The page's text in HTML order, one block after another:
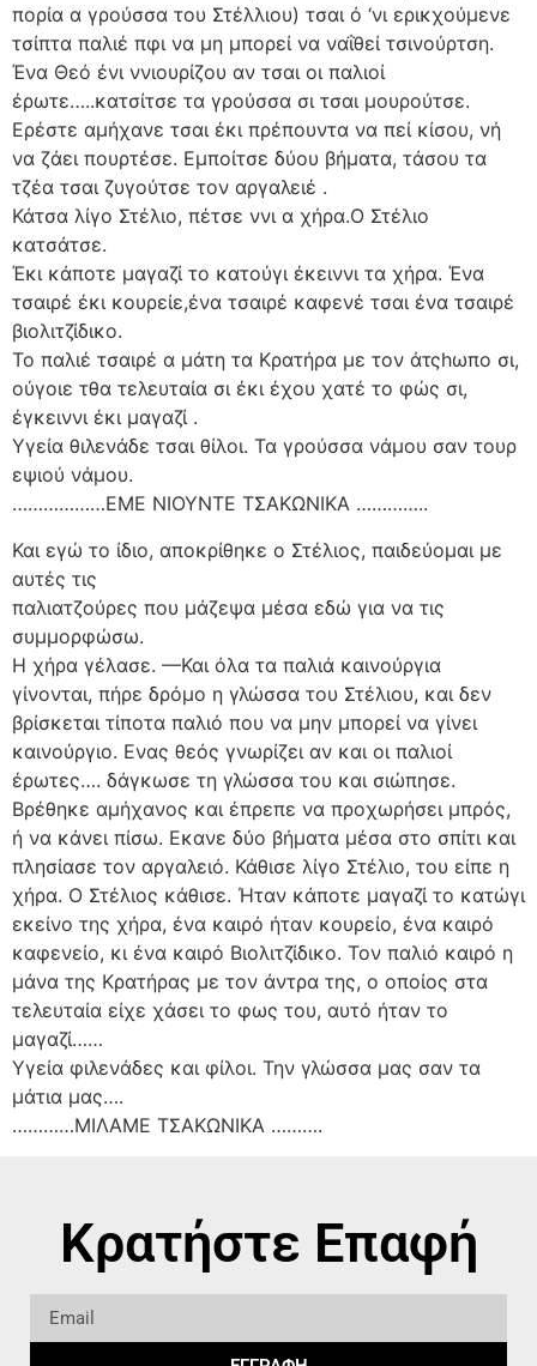
πορία α γρούσσα του Στέλλιου) τσαι ό ‘νι ερικχούμενε
τσίπτα παλιέ πφι να μη μπορεί να ναΐθεί τσινούρτση.
Ένα Θεό ένι ννιουρίζου αν τσαι οι παλιοί
έρωτε…..κατσίτσε τα γρούσσα σι τσαι μουρούτσε.
Ερέστε αμήχανε τσαι έκι πρέπουντα να πεί κίσου, νή
να ζάει πουρτέσε. Εμποίτσε δύου βήματα, τάσου τα
τζέα τσαι ζυγούτσε τον αργαλειέ .
Κάτσα λίγο Στέλιο, πέτσε ννι α χήρα.Ο Στέλιο
κατσάτσε.
Έκι κάποτε μαγαζί το κατούγι έκειννι τα χήρα. Ένα
τσαιρέ έκι κουρείε,ένα τσαιρέ καφενέ τσαι ένα τσαιρέ
βιολιτζίδικο.
Το παλιέ τσαιρέ α μάτη τα Κρατήρα με τον άτςhωπο σι,
ούγοιε τθα τελευταία σι έκι έχου χατέ το φώς σι,
έγκειννι έκι μαγαζί .
Υγεία θιλενάδε τσαι θίλοι. Τα γρούσσα νάμου σαν τουρ
εψιού νάμου.
………………ΕΜΕ ΝΙΟΥΝΤΕ ΤΣΑΚΩΝΙΚΑ …………..
Και εγώ το ίδιο, αποκρίθηκε ο Στέλιος, παιδεύομαι με
αυτές τις
παλιατζούρες που μάζεψα μέσα εδώ για να τις
συμμορφώσω.
Η χήρα γέλασε. —Και όλα τα παλιά καινούργια
γίνονται, πήρε δρόμο η γλώσσα του Στέλιου, και δεν
βρίσκεται τίποτα παλιό που να μην μπορεί να γίνει
καινούργιο. Ενας θεός γνωρίζει αν και οι παλιοί
έρωτες…. δάγκωσε τη γλώσσα του και σιώπησε.
Βρέθηκε αμήχανος και έπρεπε να προχωρήσει μπρός,
ή να κάνει πίσω. Εκανε δύο βήματα μέσα στο σπίτι και
πλησίασε τον αργαλειό. Κάθισε λίγο Στέλιο, του είπε η
χήρα. Ο Στέλιος κάθισε. Ήταν κάποτε μαγαζί το κατώγι
εκείνο της χήρα, ένα καιρό ήταν κουρείο, ένα καιρό
καφενείο, κι ένα καιρό Βιολιτζίδικο. Τον παλιό καιρό η
μάνα της Κρατήρας με τον άντρα της, ο οποίος στα
τελευταία είχε χάσει το φως του, αυτό ήταν το
μαγαζί……
Υγεία φιλενάδες και φίλοι. Την γλώσσα μας σαν τα
μάτια μας….
…………ΜΙΛΑΜΕ ΤΣΑΚΩΝΙΚΑ ……….
Κρατήστε Επαφή